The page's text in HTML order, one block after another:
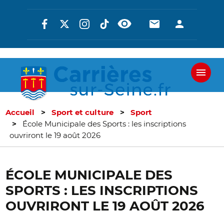
Aller
au
contenu
Réseaux
En-
-
En-
-
Accueil Sport et culture
Sport
École Municipale des Sports : les inscriptions
ouvriront le 19 août 2026
ÉCOLE MUNICIPALE DES
SPORTS : LES INSCRIPTIONS
OUVRIRONT LE 19 AOÛT 2026